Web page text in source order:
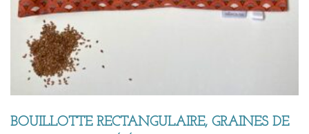
BOUILLOTTE RECTANGULAIRE, GRAINES DE